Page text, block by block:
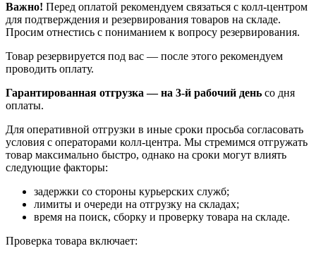
Важно! Перед оплатой рекомендуем связаться с колл‑центром
для подтверждения и резервирования товаров на складе.
Просим отнестись с пониманием к вопросу резервирования.
Товар резервируется под вас — после этого рекомендуем
проводить оплату.
Гарантированная отгрузка — на 3‑й рабочий день со дня
оплаты.
Для оперативной отгрузки в иные сроки просьба согласовать
условия с операторами колл‑центра. Мы стремимся отгружать
товар максимально быстро, однако на сроки могут влиять
следующие факторы:
задержки со стороны курьерских служб;
лимиты и очереди на отгрузку на складах;
время на поиск, сборку и проверку товара на складе.
Проверка товара включает: